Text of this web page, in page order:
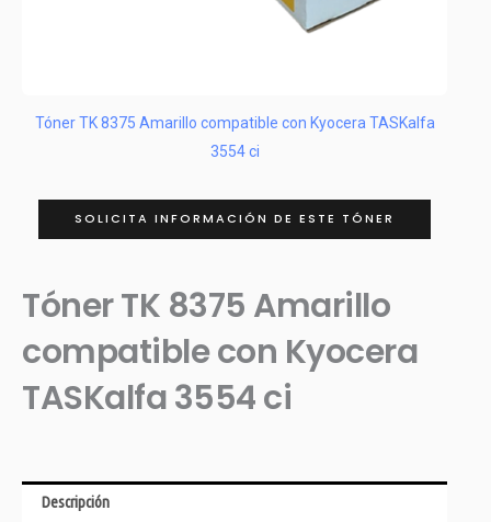
Tóner TK 8375 Amarillo compatible con Kyocera TASKalfa
3554 ci
SOLICITA INFORMACIÓN DE ESTE TÓNER
Tóner TK 8375 Amarillo
compatible con Kyocera
TASKalfa 3554 ci
Descripción